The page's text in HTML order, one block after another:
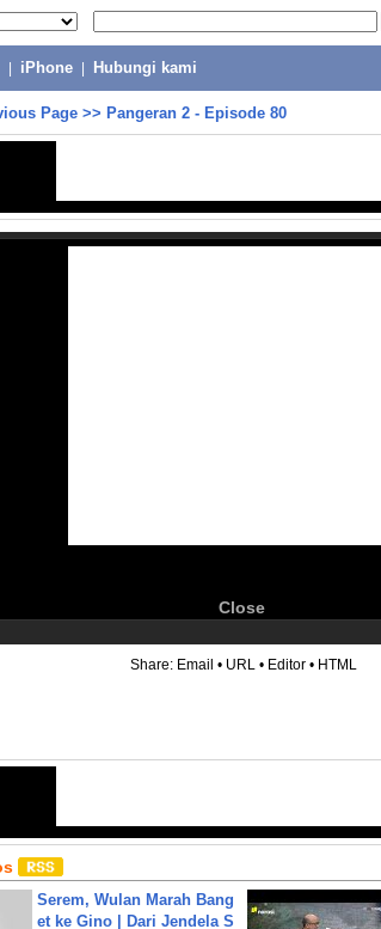
iPhone Hubungi kami
Page >> Pangeran 2 - Episode 80
Close
Share: Email • URL • Editor • HTML
Serem, Wulan Marah Bang
et ke Gino | Dari Jendela S